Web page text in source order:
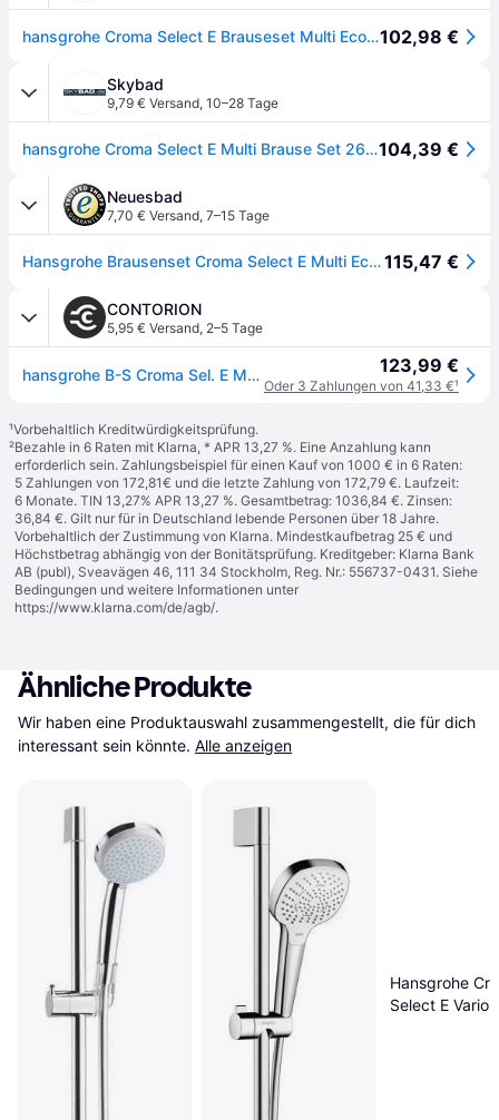
hansgrohe Croma Select E Brauseset Multi EcoSmart mit Brausestange 65 cm, weiß/ chrom, 26581400102,98 €
Skybad
9,79 € Versand, 10–28 Tage
hansgrohe Croma Select E Multi Brause Set 26581400 EcoSmart, weiss chrom, 65 cm Stange Unica Croma104,39 €
Neuesbad
7,70 € Versand, 7–15 Tage
Hansgrohe Brausenset Croma Select E Multi EcoSmart/Unica 650mm weiss/chrom, 26581400 26581400115,47 €
CONTORION
5,95 € Versand, 2–5 Tage
hansgrohe B-S Croma Sel. E Mul EcoSm. 669mm Brausestange, 9 l/min, weiß/chrom 123,99 €
Oder 3 Zahlungen von 41,33 €¹
¹Vorbehaltlich Kreditwürdigkeitsprüfung.
²Bezahle in 6 Raten mit Klarna, * APR 13,27 %. Eine Anzahlung kann
erforderlich sein. Zahlungsbeispiel für einen Kauf von 1000 € in 6 Raten:
5 Zahlungen von 172,81€ und die letzte Zahlung von 172,79 €. Laufzeit:
6 Monate. TIN 13,27% APR 13,27 %. Gesamtbetrag: 1036,84 €. Zinsen:
36,84 €. Gilt nur für in Deutschland lebende Personen über 18 Jahre.
Vorbehaltlich der Zustimmung von Klarna. Mindestkaufbetrag 25 € und
Höchstbetrag abhängig von der Bonitätsprüfung. Kreditgeber: Klarna Bank
AB (publ), Sveavägen 46, 111 34 Stockholm, Reg. Nr.: 556737-0431. Siehe
Bedingungen und weitere Informationen unter
https://www.klarna.com/de/agb/.
Ähnliche Produkte
Wir haben eine Produktauswahl zusammengestellt, die für dich
interessant sein könnte. Alle anzeigen
Hansgrohe
Select E Vario